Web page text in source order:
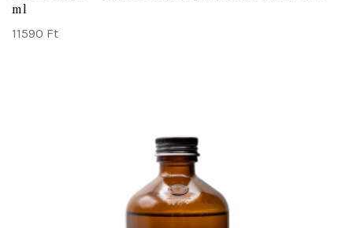
ml
11590 Ft